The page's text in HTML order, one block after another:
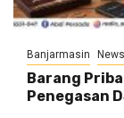
Banjarmasin News
Barang
Penegasan